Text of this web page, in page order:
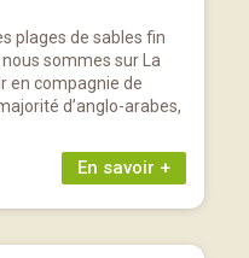
plages de sables fin
sommes sur La
en compagnie de
d’anglo-arabes,
En savoir +